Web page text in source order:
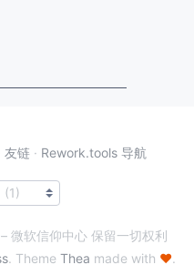
友链 · Rework.tools 导航
软信仰中心 保留一切权利
. Theme Thea made with ♥.